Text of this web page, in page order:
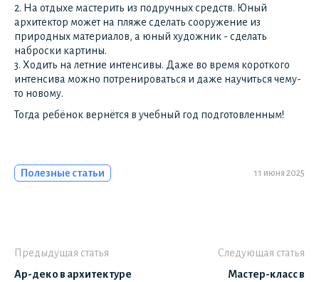
2. На отдыхе мастерить из подручных средств. Юный
архитектор может на пляже сделать сооружение из
природных материалов, а юный художник - сделать
наброски картины.
3. Ходить на летние интенсивы. Даже во время короткого
интенсива можно потренироваться и даже научиться чему-
то новому.
Тогда ребёнок вернётся в учебный год подготовленным!
Полезные статьи 11 июня 2025
Предыдущая статья
Ар-деко в архитектуре
Следующая статья
Мастер-класс в